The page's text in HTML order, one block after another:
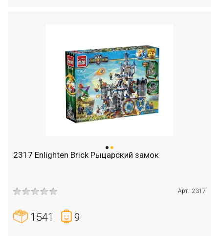
2317 Enlighten Brick Рыцарский замок
Арт.: 2317
1541 9